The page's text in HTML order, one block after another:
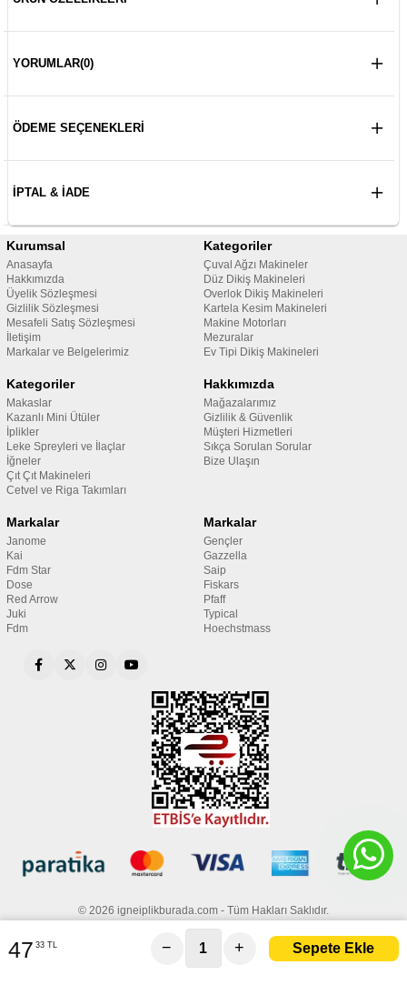
YORUMLAR(0)
ÖDEME SEÇENEKLERI
İPTAL & İADE
Kurumsal
Anasayfa
Hakkımızda
Üyelik Sözleşmesi
Gizlilik Sözleşmesi
Mesafeli Satış Sözleşmesi
İletişim
Markalar ve Belgelerimiz
Kategoriler
Çuval Ağzı Makineler
Düz Dikiş Makineleri
Overlok Dikiş Makineleri
Kartela Kesim Makineleri
Makine Motorları
Mezuralar
Ev Tipi Dikiş Makineleri
Kategoriler
Makaslar
Kazanlı Mini Ütüler
İplikler
Leke Spreyleri ve İlaçlar
İğneler
Çıt Çıt Makineleri
Cetvel ve Riga Takımları
Hakkımızda
Mağazalarımız
Gizlilik & Güvenlik
Müşteri Hizmetleri
Sıkça Sorulan Sorular
Bize Ulaşın
Markalar
Janome
Kai
Fdm Star
Dose
Red Arrow
Juki
Fdm
Markalar
Gençler
Gazzella
Saip
Fiskars
Pfaff
Typical
Hoechstmass
© 2026 igneiplikburada.com - Tüm Hakları Saklıdır.
47 33 TL − +